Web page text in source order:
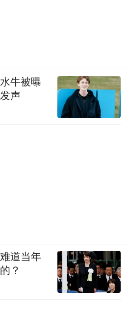
牛被曝
声
道当年
？